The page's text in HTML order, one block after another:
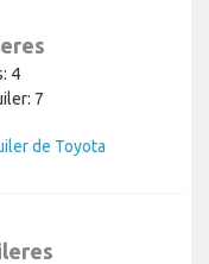
4
7
de Toyota